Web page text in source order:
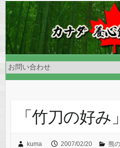
「竹刀の好み」
kuma 2007/02/20 熊